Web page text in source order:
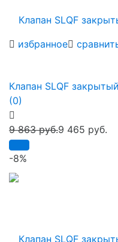
избранное
Клапан SLQF
(0)
9 863 руб.9 465 руб.
-8%